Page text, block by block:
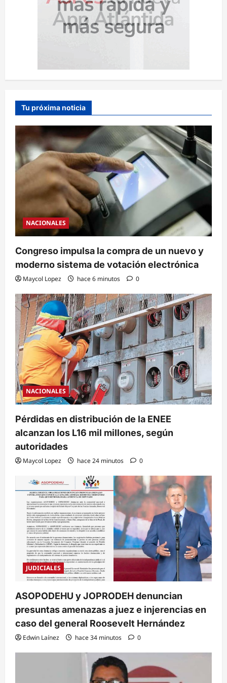
Tu próxima noticia
NACIONALES
Congreso impulsa la compra de un nuevo y
moderno sistema de votación electrónica
Maycol Lopez hace 6 minutos 0
NACIONALES
Pérdidas en distribución de la ENEE
alcanzan los L16 mil millones, según
autoridades
Maycol Lopez hace 24 minutos 0
JUDICIALES
ASOPODEHU y JOPRODEH denuncian
presuntas amenazas a juez e injerencias en
caso del general Roosevelt Hernández
Edwin Laínez hace 34 minutos 0